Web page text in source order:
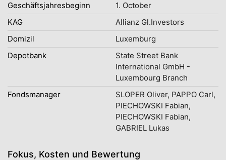
Geschäftsjahresbeginn
1. October
KAG
Allianz Gl.Investors
Domizil
Luxemburg
Depotbank
State Street Bank
International GmbH -
Luxembourg Branch
Fondsmanager
SLOPER Oliver, PAPPO Carl,
PIECHOWSKI Fabian,
PIECHOWSKI Fabian,
GABRIEL Lukas
Fokus, Kosten und Bewertung